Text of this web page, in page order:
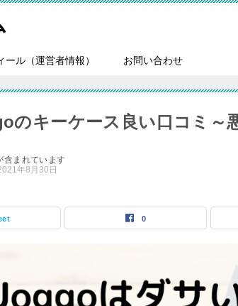
ール（運営者情報） お問い合わせ
のキーケース良い口コミ～
含まれています
年8月30日
0